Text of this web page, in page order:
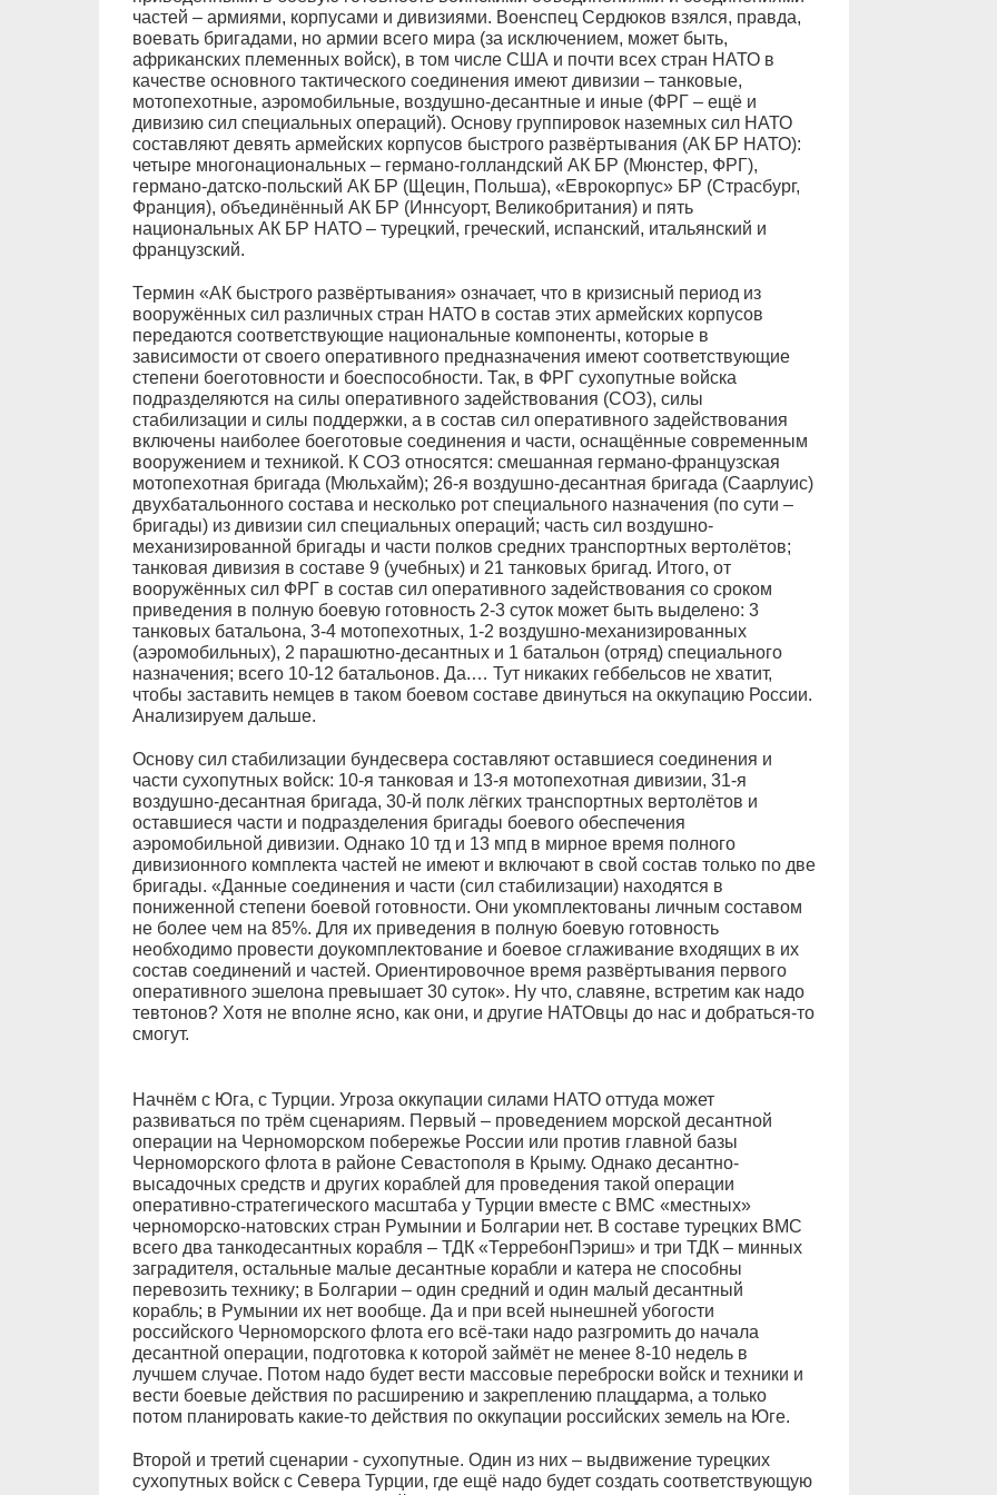
частей – армиями, корпусами и дивизиями. Военспец Сердюков взялся, правда,
воевать бригадами, но армии всего мира (за исключением, может быть,
африканских племенных войск), в том числе США и почти всех стран НАТО в
качестве основного тактического соединения имеют дивизии – танковые,
мотопехотные, аэромобильные, воздушно-десантные и иные (ФРГ – ещё и
дивизию сил специальных операций). Основу группировок наземных сил НАТО
составляют девять армейских корпусов быстрого развёртывания (АК БР НАТО):
четыре многонациональных – германо-голландский АК БР (Мюнстер, ФРГ),
германо-датско-польский АК БР (Щецин, Польша), «Еврокорпус» БР (Страсбург,
Франция), объединённый АК БР (Иннсуорт, Великобритания) и пять
национальных АК БР НАТО – турецкий, греческий, испанский, итальянский и
французский.
Термин «АК быстрого развёртывания» означает, что в кризисный период из
вооружённых сил различных стран НАТО в состав этих армейских корпусов
передаются соответствующие национальные компоненты, которые в
зависимости от своего оперативного предназначения имеют соответствующие
степени боеготовности и боеспособности. Так, в ФРГ сухопутные войска
подразделяются на силы оперативного задействования (СОЗ), силы
стабилизации и силы поддержки, а в состав сил оперативного задействования
включены наиболее боеготовые соединения и части, оснащённые современным
вооружением и техникой. К СОЗ относятся: смешанная германо-французская
мотопехотная бригада (Мюльхайм); 26-я воздушно-десантная бригада (Саарлуис)
двухбатальонного состава и несколько рот специального назначения (по сути –
бригады) из дивизии сил специальных операций; часть сил воздушно-
механизированной бригады и части полков средних транспортных вертолётов;
танковая дивизия в составе 9 (учебных) и 21 танковых бригад. Итого, от
вооружённых сил ФРГ в состав сил оперативного задействования со сроком
приведения в полную боевую готовность 2-3 суток может быть выделено: 3
танковых батальона, 3-4 мотопехотных, 1-2 воздушно-механизированных
(аэромобильных), 2 парашютно-десантных и 1 батальон (отряд) специального
назначения; всего 10-12 батальонов. Да.… Тут никаких геббельсов не хватит,
чтобы заставить немцев в таком боевом составе двинуться на оккупацию России.
Анализируем дальше.
Основу сил стабилизации бундесвера составляют оставшиеся соединения и
части сухопутных войск: 10-я танковая и 13-я мотопехотная дивизии, 31-я
воздушно-десантная бригада, 30-й полк лёгких транспортных вертолётов и
оставшиеся части и подразделения бригады боевого обеспечения
аэромобильной дивизии. Однако 10 тд и 13 мпд в мирное время полного
дивизионного комплекта частей не имеют и включают в свой состав только по две
бригады. «Данные соединения и части (сил стабилизации) находятся в
пониженной степени боевой готовности. Они укомплектованы личным составом
не более чем на 85%. Для их приведения в полную боевую готовность
необходимо провести доукомплектование и боевое сглаживание входящих в их
состав соединений и частей. Ориентировочное время развёртывания первого
оперативного эшелона превышает 30 суток». Ну что, славяне, встретим как надо
тевтонов? Хотя не вполне ясно, как они, и другие НАТОвцы до нас и добраться-то
смогут.
Начнём с Юга, с Турции. Угроза оккупации силами НАТО оттуда может
развиваться по трём сценариям. Первый – проведением морской десантной
операции на Черноморском побережье России или против главной базы
Черноморского флота в районе Севастополя в Крыму. Однако десантно-
высадочных средств и других кораблей для проведения такой операции
оперативно-стратегического масштаба у Турции вместе с ВМС «местных»
черноморско-натовских стран Румынии и Болгарии нет. В составе турецких ВМС
всего два танкодесантных корабля – ТДК «ТерребонПэриш» и три ТДК – минных
заградителя, остальные малые десантные корабли и катера не способны
перевозить технику; в Болгарии – один средний и один малый десантный
корабль; в Румынии их нет вообще. Да и при всей нынешней убогости
российского Черноморского флота его всё-таки надо разгромить до начала
десантной операции, подготовка к которой займёт не менее 8-10 недель в
лучшем случае. Потом надо будет вести массовые переброски войск и техники и
вести боевые действия по расширению и закреплению плацдарма, а только
потом планировать какие-то действия по оккупации российских земель на Юге.
Второй и третий сценарии - сухопутные. Один из них – выдвижение турецких
сухопутных войск с Севера Турции, где ещё надо будет создать соответствующую